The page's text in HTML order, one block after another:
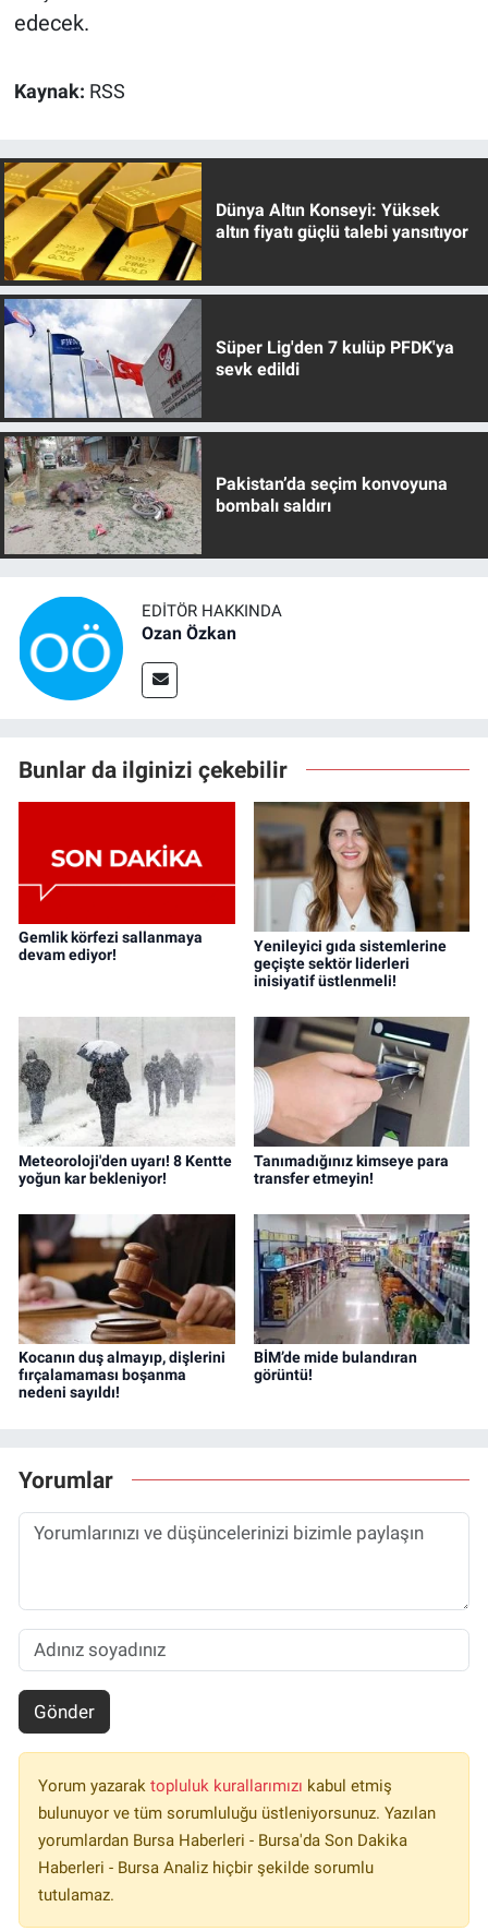
edecek.
Kaynak: RSS
Dünya Altın Konseyi: Yüksek
altın fiyatı güçlü talebi yansıtıyor
Süper Lig'den 7 kulüp PFDK'ya
sevk edildi
Pakistan’da seçim konvoyuna
bombalı saldırı
EDITÖR HAKKINDA
Ozan Özkan
Bunlar da ilginizi çekebilir
Gemlik körfezi sallanmaya
devam ediyor!
Yenileyici gıda sistemlerine
geçişte sektör liderleri
inisiyatif üstlenmeli!
Meteoroloji'den uyarı! 8 Kentte
yoğun kar bekleniyor!
Tanımadığınız kimseye para
transfer etmeyin!
Kocanın duş almayıp, dişlerini
fırçalamaması boşanma
nedeni sayıldı!
BİM’de mide bulandıran
görüntü!
Yorumlar
Gönder
Yorum yazarak topluluk kurallarımızı kabul etmiş
bulunuyor ve tüm sorumluluğu üstleniyorsunuz. Yazılan
yorumlardan Bursa Haberleri - Bursa'da Son Dakika
Haberleri - Bursa Analiz hiçbir şekilde sorumlu
tutulamaz.